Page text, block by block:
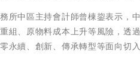
所中區主持會計師曾棟鋆表示，
組、原物料成本上升等風險，透
永續、創新、傳承轉型等面向切